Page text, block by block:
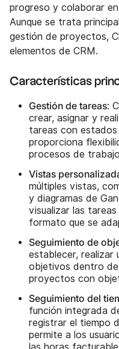
progreso y colaborar
Aunque se trata
gestión de proyectos,
elementos de CRM.
Características
Gestión de tareas:
crear, asignar y
tareas con estados
proporciona
procesos de
Vistas
múltiples vistas,
y diagramas de
visualizar las
formato que se
Seguimiento de
establecer, realizar
objetivos dentro
proyectos con
Seguimiento del
función integrada
registrar el tiempo
permite a los